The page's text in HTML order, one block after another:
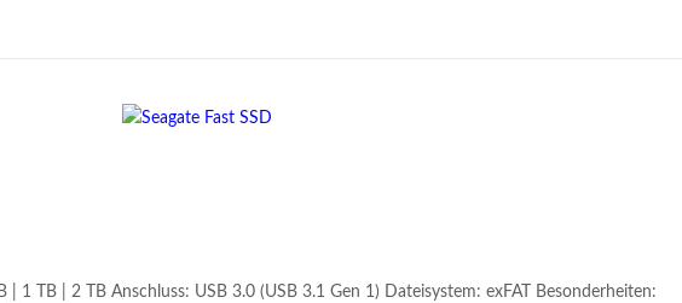
1 TB | 2 TB Anschluss: USB 3.0 (USB 3.1 Gen 1) Dateisystem: exFAT Besonderheiten: